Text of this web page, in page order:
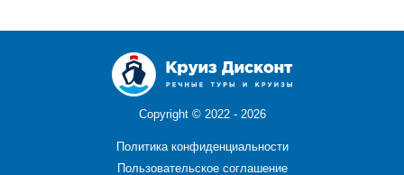
Copyright © 2022 - 2026
Политика конфиденциальности
Пользовательское соглашение